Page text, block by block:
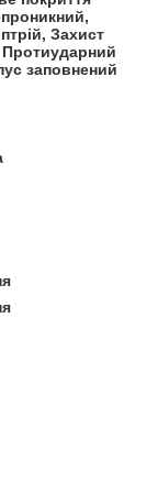
Захист
Протиударний
заповнений